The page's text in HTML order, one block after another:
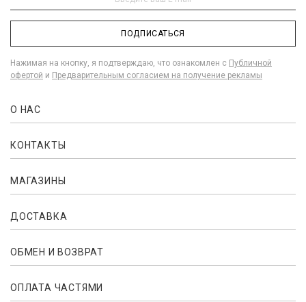
ПОДПИСАТЬСЯ
Нажимая на кнопку, я подтверждаю, что ознакомлен с Публичной
офертой и Предварительным согласием на получение рекламы
О НАС
КОНТАКТЫ
МАГАЗИНЫ
ДОСТАВКА
ОБМЕН И ВОЗВРАТ
ОПЛАТА ЧАСТЯМИ